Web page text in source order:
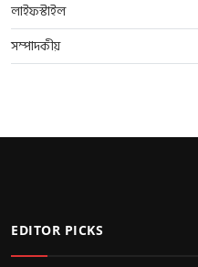
লাইফস্টাইল
সম্পাদকীয়
EDITOR PICKS